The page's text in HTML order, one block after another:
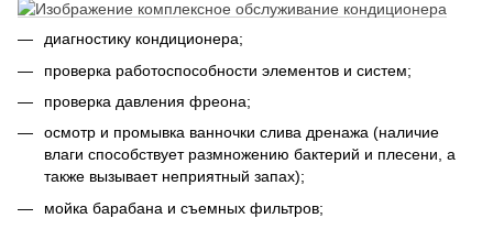
диагностику кондиционера;
проверка работоспособности элементов и систем;
проверка давления фреона;
осмотр и промывка ванночки слива дренажа (наличие
влаги способствует размножению бактерий и плесени, а
также вызывает неприятный запах);
мойка барабана и съемных фильтров;